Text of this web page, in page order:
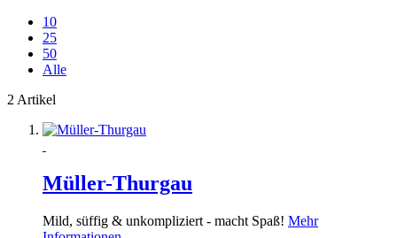
10
25
50
Alle
2 Artikel
Müller-Thurgau
Mild, süffig & unkompliziert - macht Spaß! Mehr